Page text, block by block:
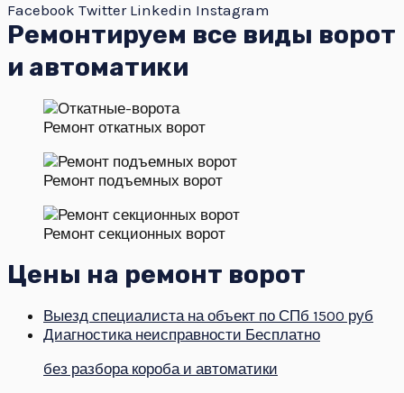
Facebook Twitter Linkedin Instagram
Ремонтируем все виды ворот
и автоматики
Ремонт откатных ворот
Ремонт подъемных ворот
Ремонт секционных ворот
Цены на ремонт ворот
Выезд специалиста на объект по СПб 1500 руб
Диагностика неисправности Бесплатно
без разбора короба и автоматики